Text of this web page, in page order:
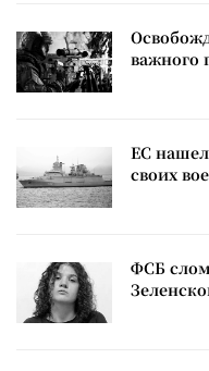
важного
ЕС нашел
своих
ФСБ